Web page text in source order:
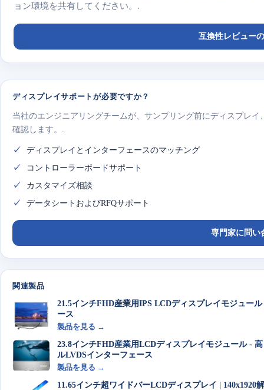
ョン環境を共有してください。.
互換性レビュー
ディスプレイサポートが必要ですか？
当社のエンジニアリングチームが、サンプリング前にディスプレ
確認します。.
ディスプレイとインターフェースのマッチング
コントローラーボードサポート
カスタマイズ相談
データシートおよびRFQサポート
専門家に問い
関連製品
21.5インチFHD産業用IPS LCDディスプレイモジュー
ース
製品を見る →
23.8インチFHD産業用LCDディスプレイモジュール -
ルLVDSインターフェース
製品を見る →
11.65インチ超ワイドバーLCDディスプレイ |